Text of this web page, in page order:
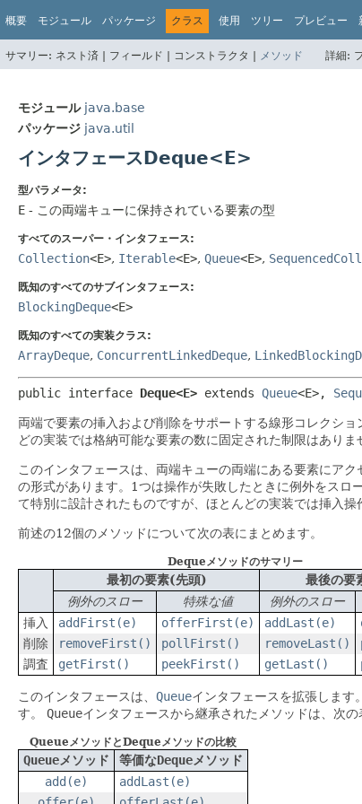
概要 モジュール パッケージ クラス 使用 ツリー プレビュー
サマリー: ネスト済 | フィールド | コンストラクタ | メソッド 詳細:
モジュール java.base
パッケージ java.util
インタフェースDeque<E>
型パラメータ:
E - この両端キューに保持されている要素の型
すべてのスーパー・インタフェース:
Collection<E>, Iterable<E>, Queue<E>,
既知のすべてのサブインタフェース:
BlockingDeque<E>
既知のすべての実装クラス:
ArrayDeque, ConcurrentLinkedDeque,
public interface Deque<E> extends Queue<E>,
両端で要素の挿入および削除をサポートする線形コレクショ
どの実装では格納可能な要素の数に固定された制限はあり
このインタフェースは、両端キューの両端にある要素にアク
の形式があります。1つは操作が失敗したときに例外をスロ
て特別に設計されたものですが、ほとんどの実装では挿入操
前述の12個のメソッドについて次の表にまとめます。
Dequeメソッドのサマリー
最初の要素(先頭)
最後の要
例外のスロー
特殊な値 例外のスロー
挿入
addFirst(e) offerFirst(e) addLast(e)
削除
removeFirst() pollFirst() removeLast()
調査
getFirst() peekFirst() getLast()
このインタフェースは、 Queueインタフェースを拡張します。
す。
Queueインタフェースから継承されたメソッドは、次の
QueueメソッドとDequeメソッドの比較
Queueメソッド 等価なDequeメソッド
add(e)
addLast(e)